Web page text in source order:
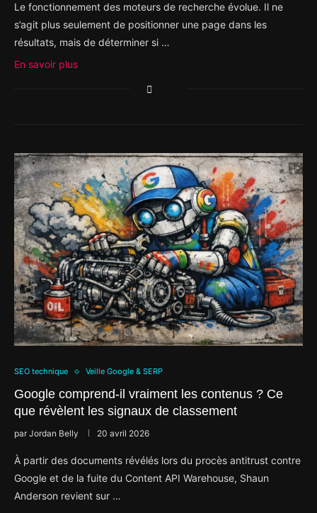
Le fonctionnement des moteurs de recherche évolue. Il ne
s’agit plus seulement de positionner une page dans les
résultats, mais de déterminer si …
En savoir plus
SEO technique Veille Google & SERP
Google comprend-il vraiment les contenus ? Ce
que révèlent les signaux de classement
parJordan Belly 20 avril 2026
À partir des documents révélés lors du procès antitrust contre
Google et de la fuite du Content API Warehouse, Shaun
Anderson revient sur …